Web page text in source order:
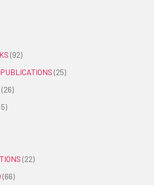
(92)
(25)
(26)
(22)
(66)